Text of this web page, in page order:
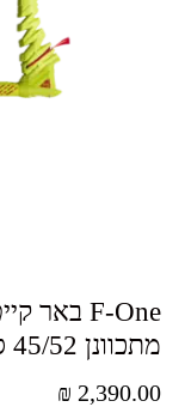
מתכוונן ⁦45/52⁩ ס״מ
₪ 2,390.00